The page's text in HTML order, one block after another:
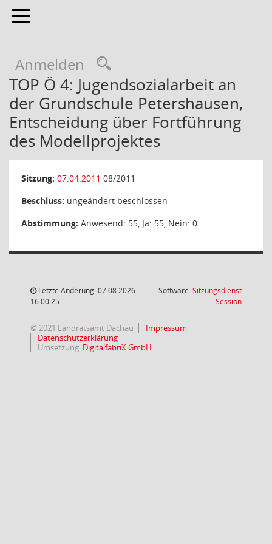
Toggle navigation
Anmelden
TOP Ö 4: Jugendsozialarbeit an
der Grundschule Petershausen,
Entscheidung über Fortführung
des Modellprojektes
Sitzung: 07.04.2011 08/2011
Beschluss: ungeändert beschlossen
Abstimmung: Anwesend: 55, Ja: 55, Nein: 0
Letzte Änderung: 07.08.2026
16:00:25
Software:Sitzungsdienst
Session(Wird in
© 2021 Landratsamt Dachau
Impressum
Datenschutzerklärung
Umsetzung: DigitalfabriX GmbH